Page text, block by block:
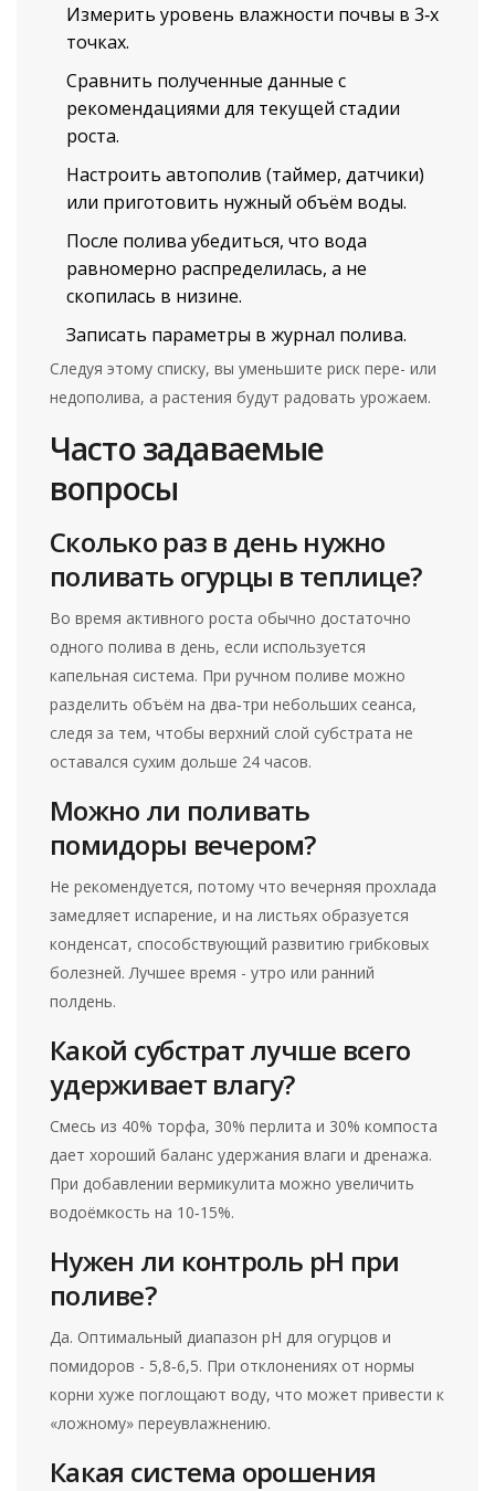
Измерить уровень влажности почвы в 3‑х
точках.
Сравнить полученные данные с
рекомендациями для текущей стадии
роста.
Настроить автополив (таймер, датчики)
или приготовить нужный объём воды.
После полива убедиться, что вода
равномерно распределилась, а не
скопилась в низине.
Записать параметры в журнал полива.
Следуя этому списку, вы уменьшите риск пере- или
недополива, а растения будут радовать урожаем.
Часто задаваемые
вопросы
Сколько раз в день нужно
поливать огурцы в теплице?
Во время активного роста обычно достаточно
одного полива в день, если используется
капельная система. При ручном поливе можно
разделить объём на два‑три небольших сеанса,
следя за тем, чтобы верхний слой субстрата не
оставался сухим дольше 24 часов.
Можно ли поливать
помидоры вечером?
Не рекомендуется, потому что вечерняя прохлада
замедляет испарение, и на листьях образуется
конденсат, способствующий развитию грибковых
болезней. Лучшее время - утро или ранний
полдень.
Какой субстрат лучше всего
удерживает влагу?
Смесь из 40% торфа, 30% перлита и 30% компоста
дает хороший баланс удержания влаги и дренажа.
При добавлении вермикулита можно увеличить
водоёмкость на 10‑15%.
Нужен ли контроль pH при
поливе?
Да. Оптимальный диапазон pH для огурцов и
помидоров - 5,8‑6,5. При отклонениях от нормы
корни хуже поглощают воду, что может привести к
«ложному» переувлажнению.
Какая система орошения